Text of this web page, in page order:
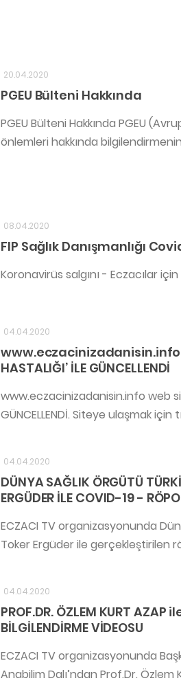
20.04.2020
PGEU Bülteni Hakkında
PGEU Bülteni Hakkında PGEU
önlemleri hakkında
08.04.2020
FIP Sağlık Danışmanlığı
Koronavirüs salgını - Eczacılar için
04.04.2020
www.eczacinizadanisin.info
HASTALIĞI’ İLE GÜNCELLENDİ
www.eczacinizadanisin.info web
GÜNCELLENDİ. Siteye ulaşmak için
04.04.2020
DÜNYA SAĞLIK ÖRGÜTÜ
ERGÜDER İLE COVID-19 -
ECZACI TV organizasyonunda
Toker Ergüder ile gerçekleştirilen
04.04.2020
PROF.DR. ÖZLEM KURT AZAP
BİLGİLENDİRME VİDEOSU
ECZACI TV organizasyonunda
Anabilim Dalı’ndan Prof.Dr. Özlem